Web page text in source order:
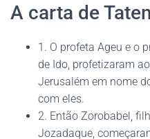
A carta de
1. O profeta Ageu e o
de Ido, profetizaram
Jerusalém em nome
com eles.
2. Então Zorobabel,
Jozadaque,